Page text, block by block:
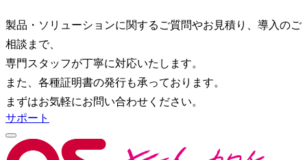
製品・ソリューションに関するご質問やお見積り、導入のご
相談まで、
専門スタッフが丁寧に対応いたします。
また、各種証明書の発行も承っております。
まずはお気軽にお問い合わせください。
サポート